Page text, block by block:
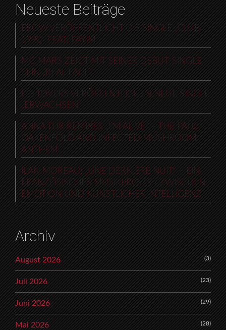
Neueste Beiträge
EBOW VERÖFFENTLICHT DIE SINGLE „CLUB
1990“ FEAT. FAYIM
MC MARS ZEIGT MIT SEINER DEBUT-SINGLE
SEIN „REAL FACE“
LEFTOVERS VERÖFFENTLICHEN NEUE SINGLE
„ERWACHSEN“
ANNA TUR REMIXES „I’M ALIVE“ – THE PAUL
OAKENFOLD AND INFECTED MUSHROOM
ANTHEM
ILAN MOREAU: „UNE DERNIÈRE NUIT“ – EIN
FRANZÖSISCHES MUSIKPROJEKT ZWISCHEN
EMOTION UND KÜNSTLICHER INTELLIGENZ
Archiv
August 2026 (3)
Juli 2026 (23)
Juni 2026 (29)
Mai 2026 (28)